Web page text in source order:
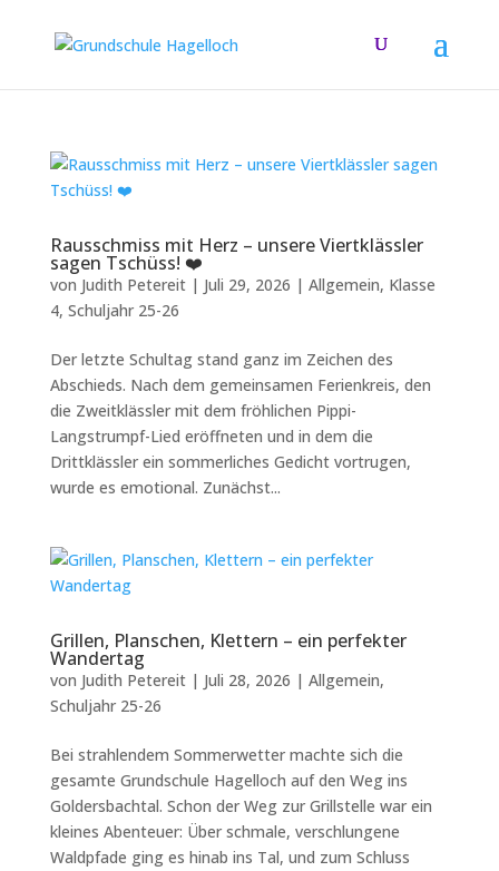
Rausschmiss mit Herz – unsere Viertklässler
sagen Tschüss! ❤️
von Judith Petereit| Juli 29, 2026 | Allgemein, Klasse
4, Schuljahr 25-26
Der letzte Schultag stand ganz im Zeichen des
Abschieds. Nach dem gemeinsamen Ferienkreis, den
die Zweitklässler mit dem fröhlichen Pippi-
Langstrumpf-Lied eröffneten und in dem die
Drittklässler ein sommerliches Gedicht vortrugen,
wurde es emotional. Zunächst...
Grillen, Planschen, Klettern – ein perfekter
Wandertag
von Judith Petereit| Juli 28, 2026 | Allgemein,
Schuljahr 25-26
Bei strahlendem Sommerwetter machte sich die
gesamte Grundschule Hagelloch auf den Weg ins
Goldersbachtal. Schon der Weg zur Grillstelle war ein
kleines Abenteuer: Über schmale, verschlungene
Waldpfade ging es hinab ins Tal, und zum Schluss